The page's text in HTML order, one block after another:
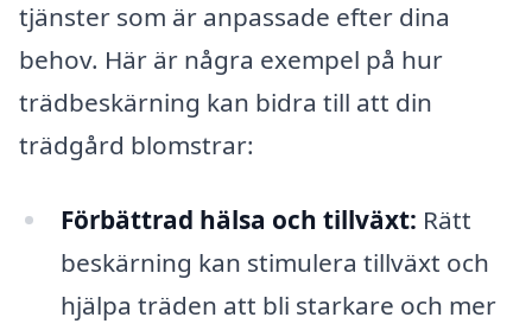
tjänster som är anpassade efter dina
behov. Här är några exempel på hur
trädbeskärning kan bidra till att din
trädgård blomstrar:
Förbättrad hälsa och tillväxt: Rätt
beskärning kan stimulera tillväxt och
hjälpa träden att bli starkare och mer